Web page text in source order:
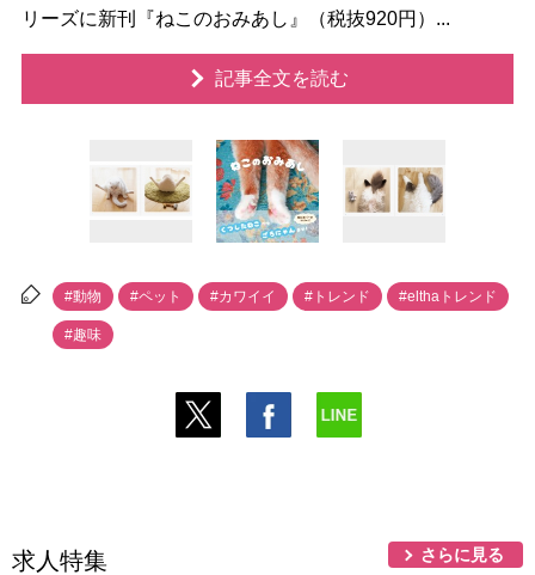
リーズに新刊『ねこのおみあし』（税抜920円）...
記事全文を読む
#動物 #ペット #カワイイ #トレンド #elthaトレンド
#趣味
求人特集 さらに見る